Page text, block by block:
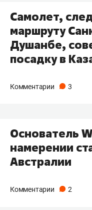
Самолет,
маршруту
Душанбе,
посадку в
Комментарии 3
Основатель
намерении
Австралии
Комментарии 2